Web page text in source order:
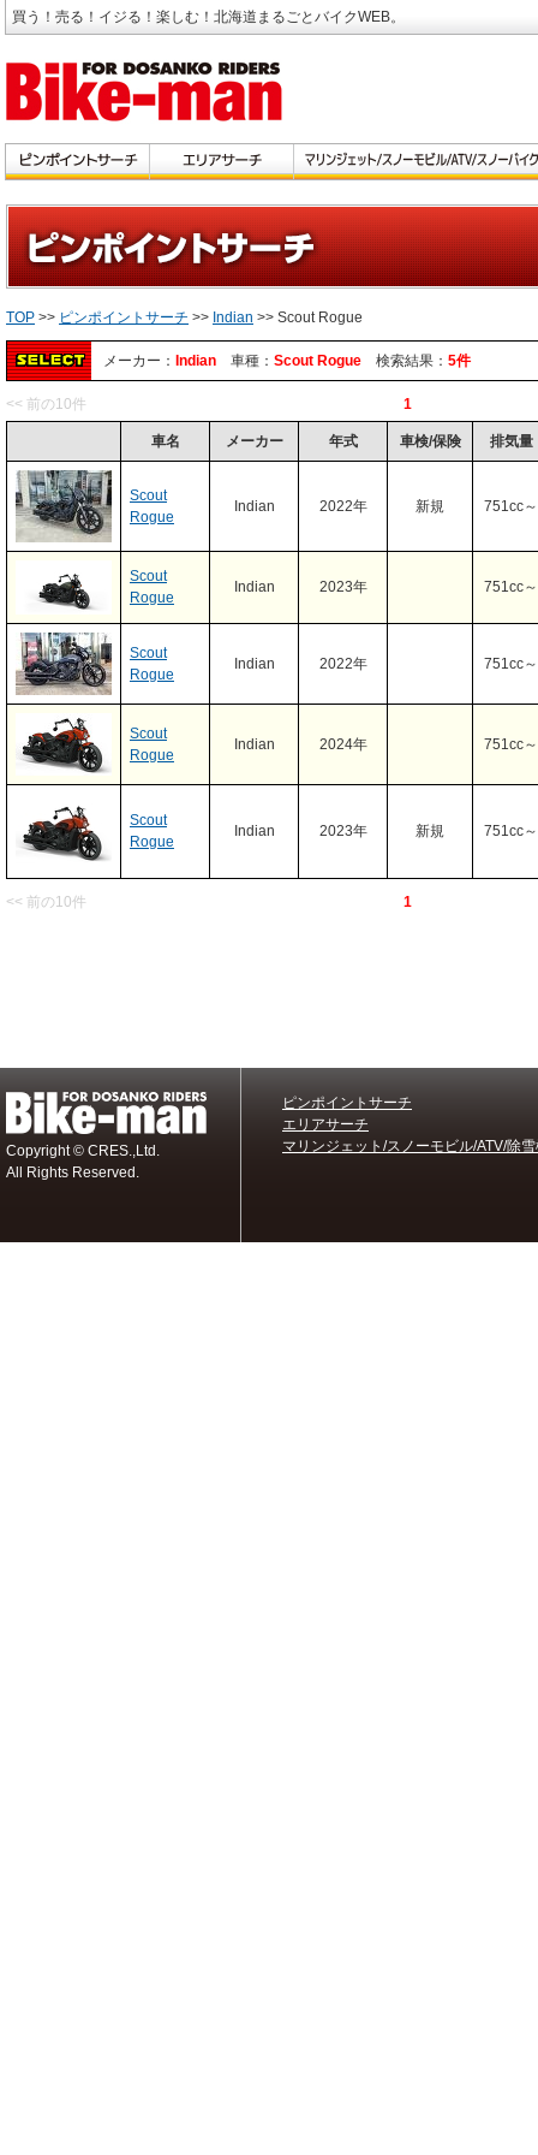
買う！売る！イジる！楽しむ！北海道まるごとバイクWEB。
TOP >> ピンポイントサーチ >> Indian >> Scout Rogue
メーカー： Indian 車種： Scout Rogue 検索結果： 5件
<< 前の10件 1
車名 メーカー 年式 車検/保険 排気量
Scout
Rogue
Indian 2022年 新規 751cc～
Scout
Rogue
Indian 2023年 751cc～
Scout
Rogue
Indian 2022年 751cc～
Scout
Rogue
Indian 2024年 751cc～
Scout
Rogue
Indian 2023年 新規 751cc～
<< 前の10件 1
Copyright © CRES.,Ltd.
All Rights Reserved.
ピンポイントサーチ
エリアサーチ
マリンジェット/スノーモビル/ATV/除